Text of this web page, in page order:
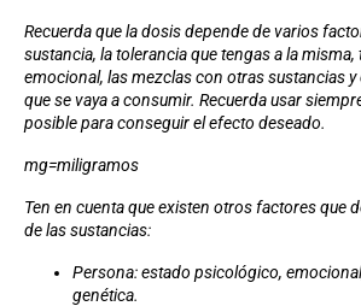
Recuerda que la dosis depende de varios
sustancia, la tolerancia que tengas a la
emocional, las mezclas con otras sustancias y
que se vaya a consumir. Recuerda usar
posible para conseguir el efecto deseado.
mg=miligramos
Ten en cuenta que existen otros factores que
de las sustancias:
Persona: estado psicológico,
genética.